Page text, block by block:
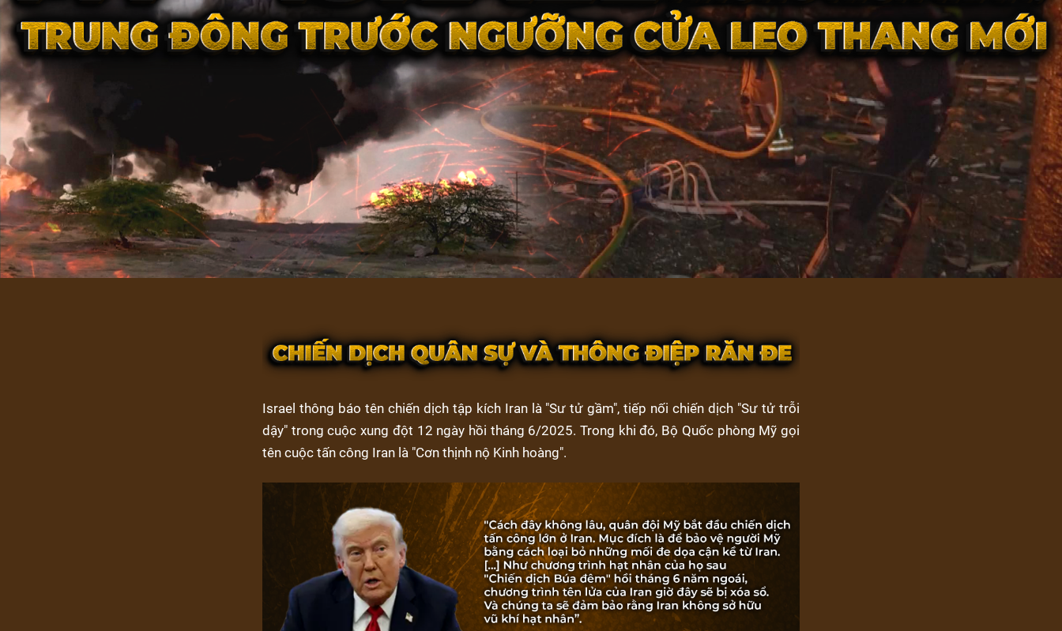
Israel thông báo tên chiến dịch tập kích Iran là "Sư tử gầm", tiếp nối chiến dịch "Sư tử trỗi
dậy" trong cuộc xung đột 12 ngày hồi tháng 6/2025. Trong khi đó, Bộ Quốc phòng Mỹ gọi
tên cuộc tấn công Iran là "Cơn thịnh nộ Kinh hoàng".